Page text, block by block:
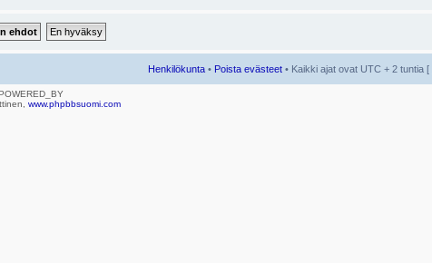
Henkilökunta • Poista evästeet • Kaikki ajat ovat UTC + 2 tuntia [
www.phpbbsuomi.com